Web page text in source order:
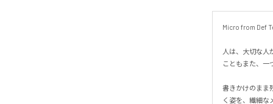
Micro from Def
人は、大切な人
こともまた、一
書きかけのまま
く姿を、繊細な